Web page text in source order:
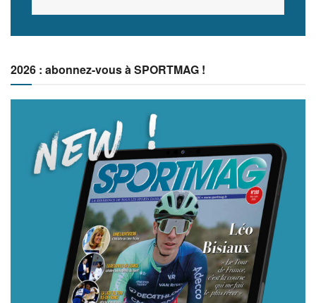
2026 : abonnez-vous à SPORTMAG !